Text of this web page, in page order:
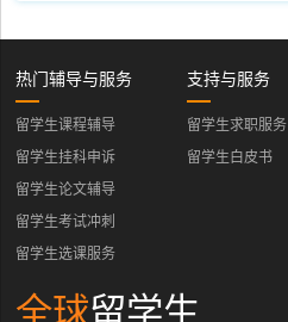
热门辅导与服务
留学生课程辅导
留学生挂科申诉
留学生论文辅导
留学生考试冲刺
留学生选课服务
支持与服务
留学生求职服务
留学生白皮书
全球留学生